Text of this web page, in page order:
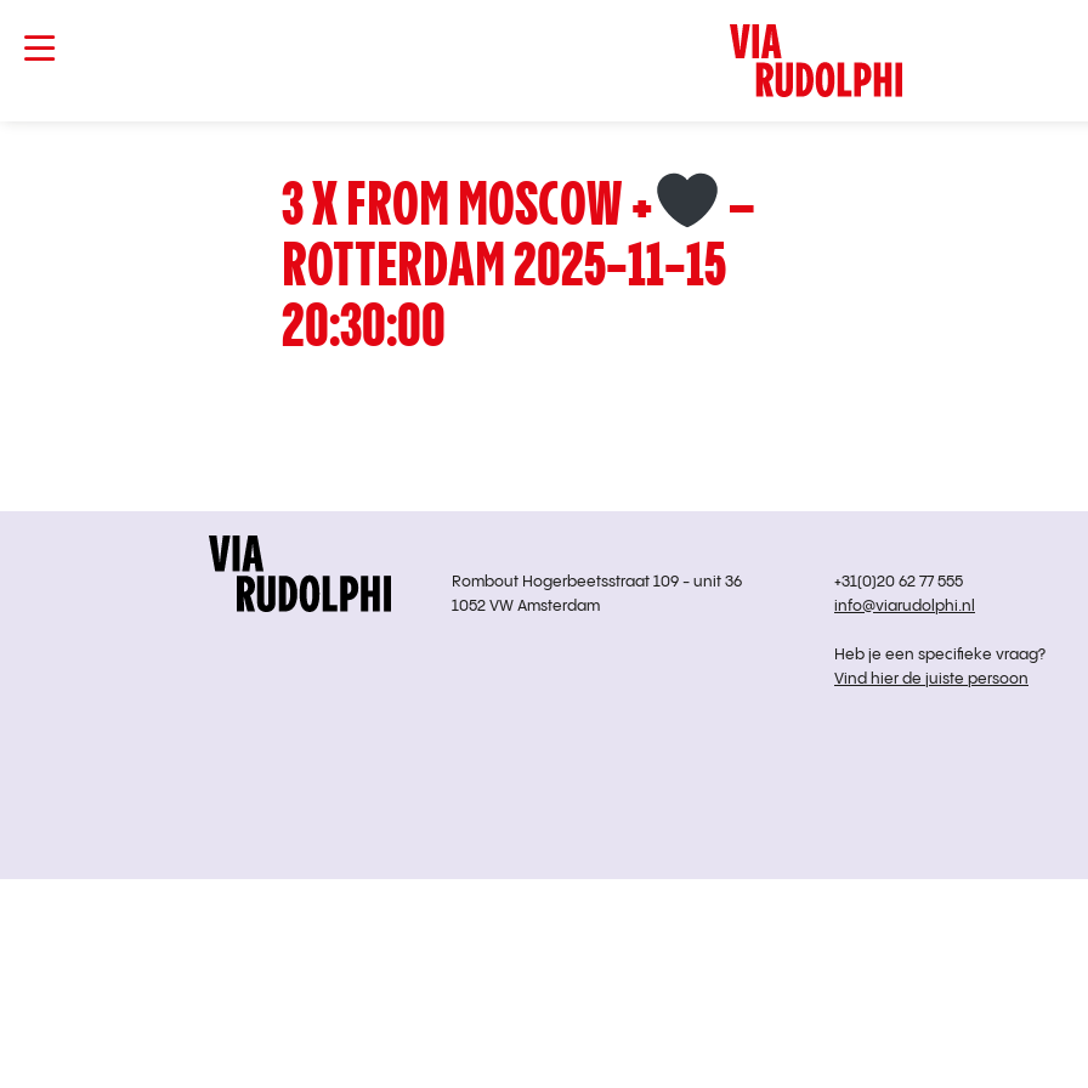
3 X FROM MOSCOW +
–
ROTTERDAM 2025-11-15
20:30:00
Rombout Hogerbeetsstraat 109 - unit 36
1052 VW Amsterdam
+31(0)20 62 77 555
info@viarudolphi.nl
Heb je een specifieke vraag?
Vind hier de juiste persoon